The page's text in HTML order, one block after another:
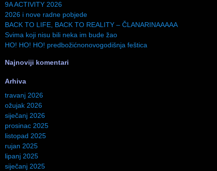
9A ACTIVITY 2026
2026 i nove radne pobjede
BACK TO LIFE, BACK TO REALITY – ČLANARINAAAAA
Svima koji nisu bili neka im bude žao
HO! HO! HO! predbožićnonovogodišnja feštica
Najnoviji komentari
Arhiva
travanj 2026
ožujak 2026
siječanj 2026
prosinac 2025
listopad 2025
rujan 2025
lipanj 2025
siječanj 2025